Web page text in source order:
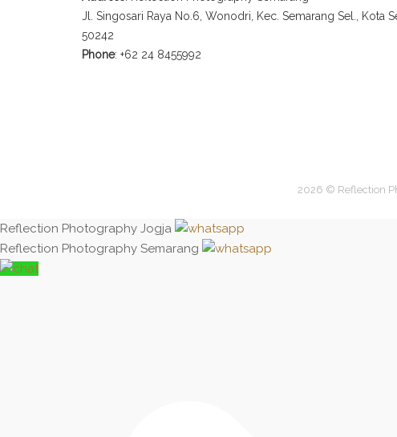
Jl. Singosari Raya No.6, Wonodri, Kec. Semarang Sel., Kota
50242
Phone: +62 24 8455992
2026 © Reflection
Reflection Photography Jogja
Reflection Photography Semarang